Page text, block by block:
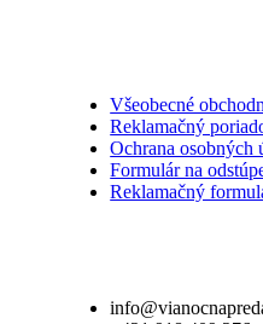
Všeobecné
Reklamačný
Ochrana osobných
Formulár na
Reklamačný